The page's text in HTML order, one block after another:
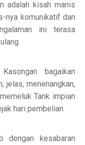
adalah kisah manis
nya komunikatif dan
ini terasa
bagaikan
jelas, menenangkan,
Tank impian
hari pembelian.
dengan kesabaran